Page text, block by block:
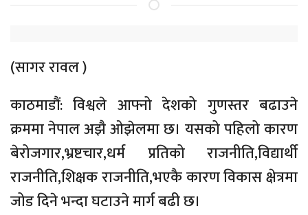
(सागर रावल )
काठमाडौं: विश्वले आफ्नो देशको गुणस्तर बढाउने
क्रममा नेपाल अझै ओझेलमा छ। यसको पहिलो कारण
बेरोजगार,भ्रष्टचार,धर्म प्रतिको राजनीति,विद्यार्थी
राजनीति,शिक्षक राजनीति,भएकै कारण विकास क्षेत्रमा
जोड दिने भन्दा घटाउने मार्ग बढी छ।